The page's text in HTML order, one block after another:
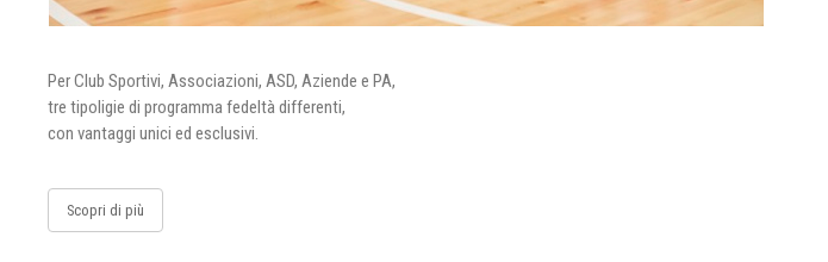
Per Club Sportivi, Associazioni, ASD, Aziende e PA,
tre tipoligie di programma fedeltà differenti,
con vantaggi unici ed esclusivi.
Scopri di più